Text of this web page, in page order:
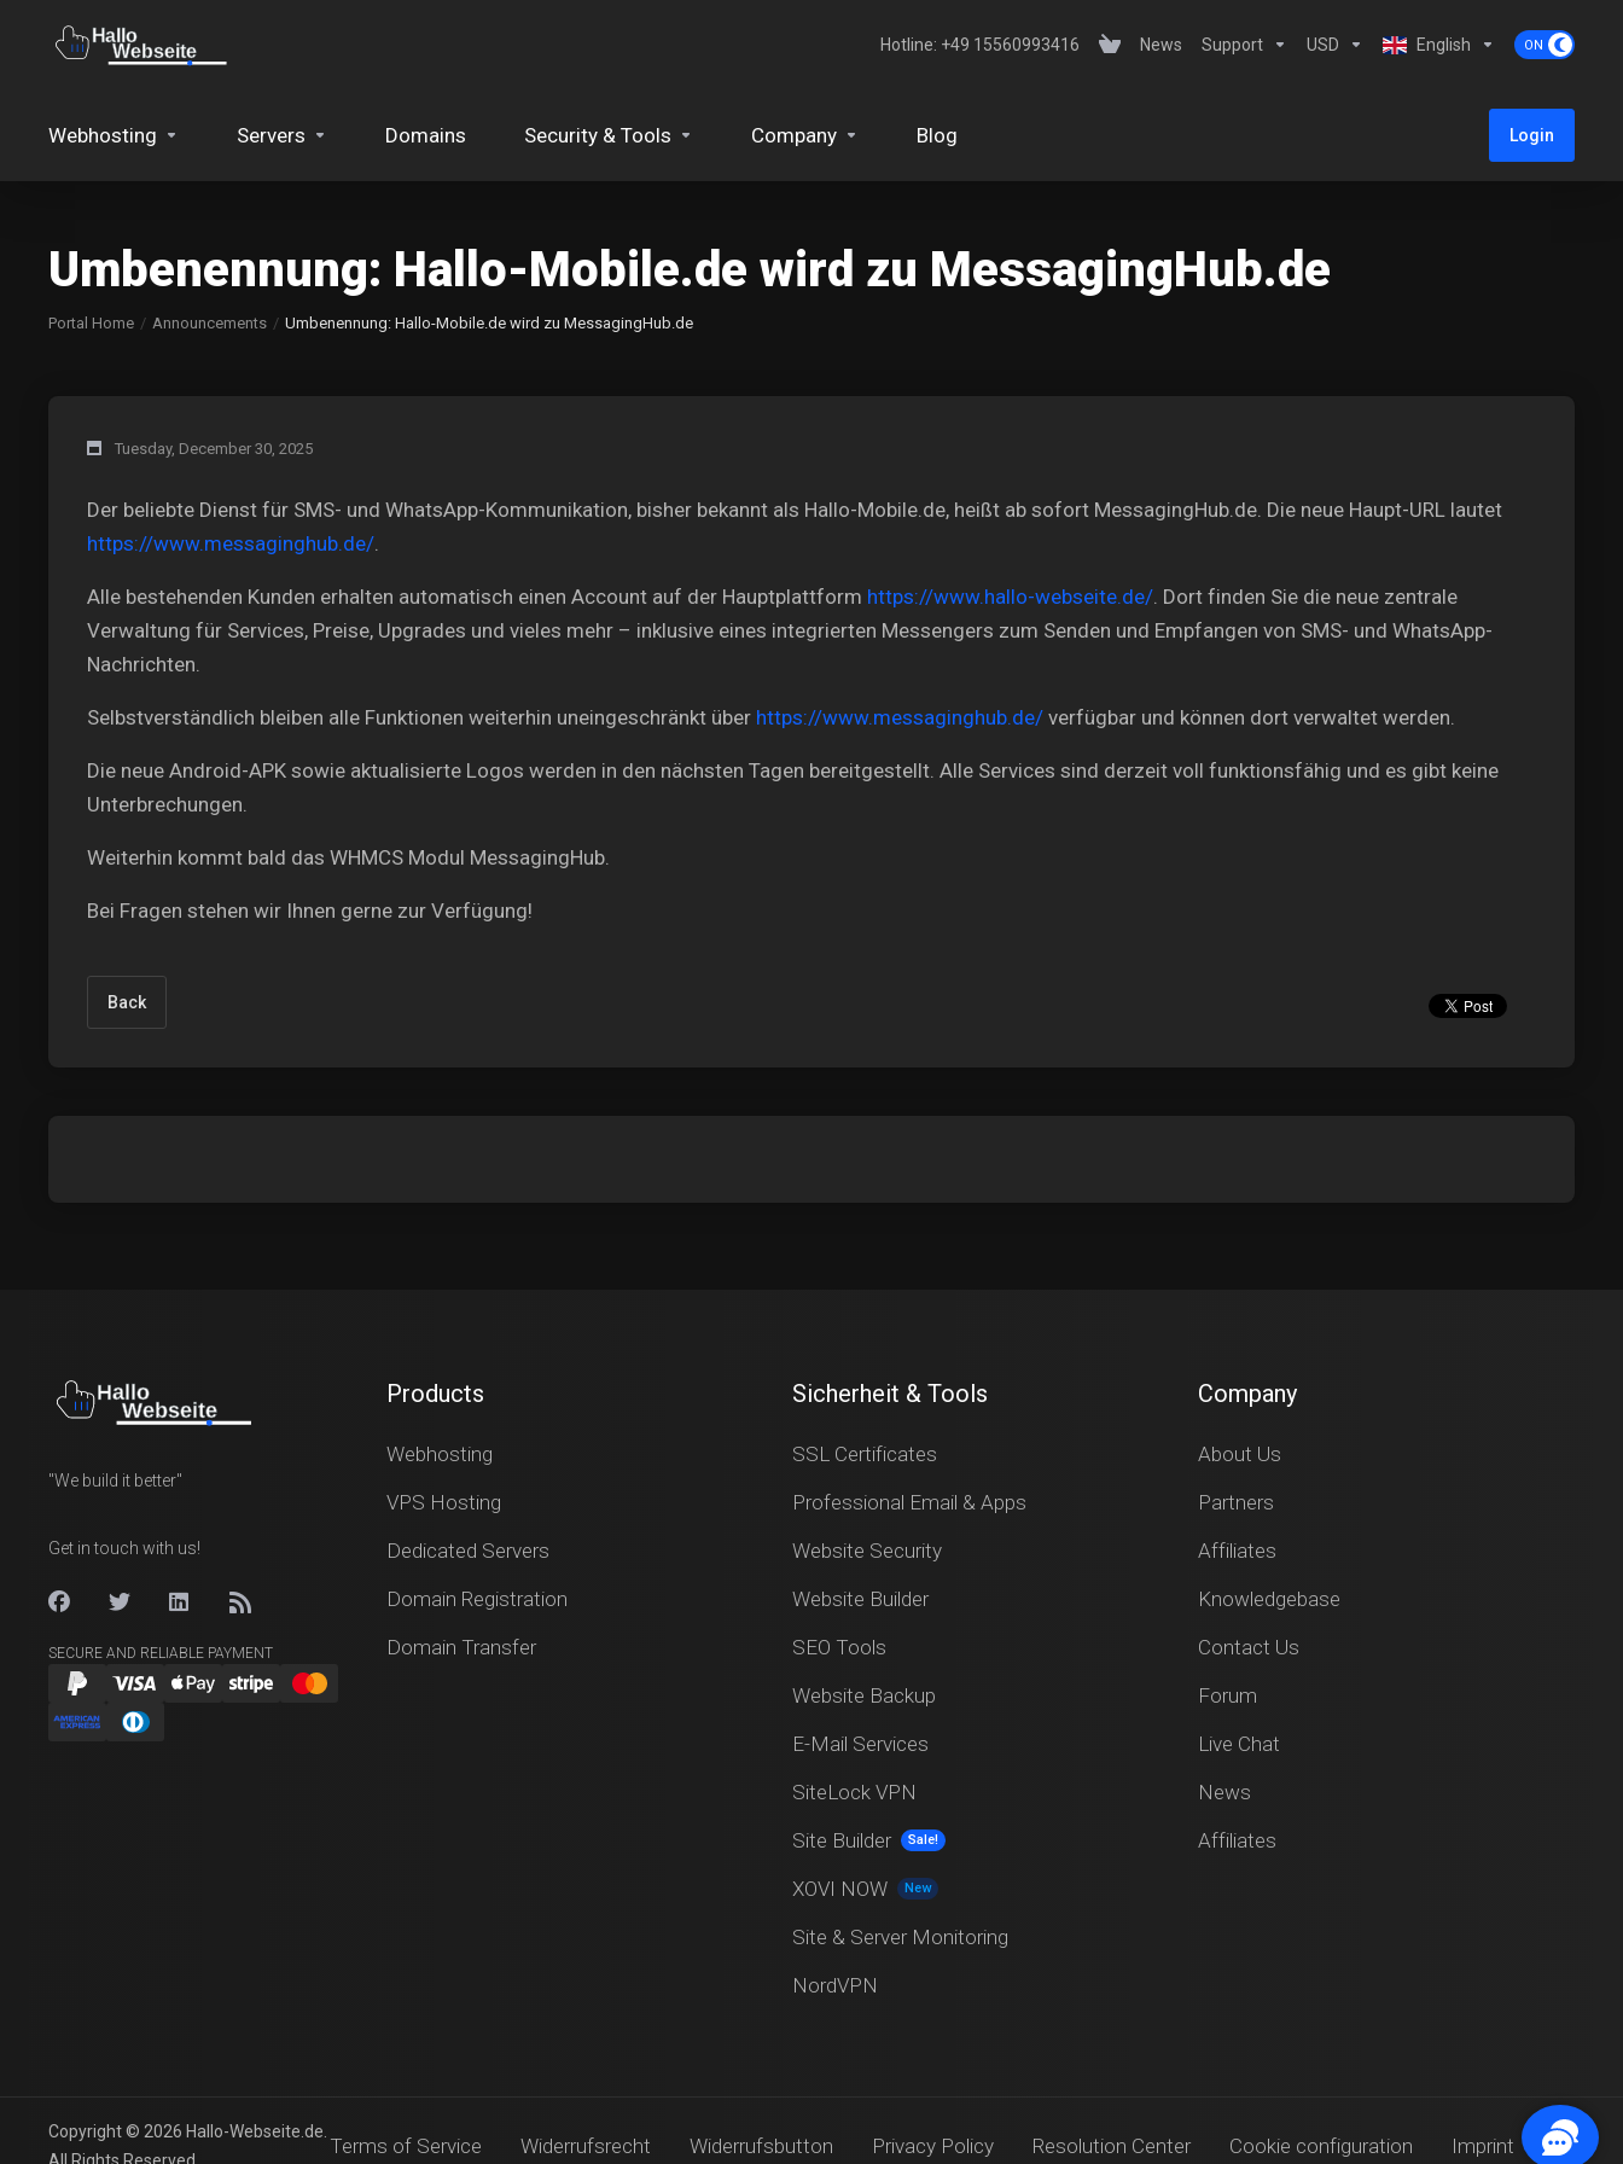
Hotline: +49 15560993416‬ News Support USD English
Webhosting Servers Domains Security & Tools Company Blog Login
Umbenennung: Hallo-Mobile.de wird zu MessagingHub.de
Portal Home Announcements Umbenennung: Hallo-Mobile.de wird zu MessagingHub.de
Tuesday, December 30, 2025
Der beliebte Dienst für SMS- und WhatsApp-Kommunikation, bisher bekannt als Hallo-Mobile.de, heißt ab sofort MessagingHub.de. Die neue Haupt-URL lautet
https://www.messaginghub.de/.
Alle bestehenden Kunden erhalten automatisch einen Account auf der Hauptplattform https://www.hallo-webseite.de/. Dort finden Sie die neue zentrale
Verwaltung für Services, Preise, Upgrades und vieles mehr – inklusive eines integrierten Messengers zum Senden und Empfangen von SMS- und WhatsApp-
Nachrichten.
Selbstverständlich bleiben alle Funktionen weiterhin uneingeschränkt über https://www.messaginghub.de/ verfügbar und können dort verwaltet werden.
Die neue Android-APK sowie aktualisierte Logos werden in den nächsten Tagen bereitgestellt. Alle Services sind derzeit voll funktionsfähig und es gibt keine
Unterbrechungen.
Weiterhin kommt bald das WHMCS Modul MessagingHub.
Bei Fragen stehen wir Ihnen gerne zur Verfügung!
Back
"We build it better"
Get in touch with us!
SECURE AND RELIABLE PAYMENT
Products
Webhosting
VPS Hosting
Dedicated Servers
Domain Registration
Domain Transfer
Sicherheit & Tools
SSL Certificates
Professional Email & Apps
Website Security
Website Builder
SEO Tools
Website Backup
E-Mail Services
SiteLock VPN
Site Builder
Sale!
XOVI NOW New
Site & Server Monitoring
NordVPN
Company
About Us
Partners
Affiliates
Knowledgebase
Contact Us
Forum
Live Chat
News
Affiliates
Copyright © 2026 Hallo-Webseite.de.
Terms of Service Widerrufsrecht Widerrufsbutton Privacy Policy Resolution Center Cookie configuration Imprint